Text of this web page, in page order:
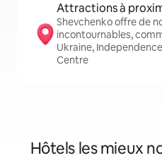
Attractions à
Shevchenko offre de
incontournables,
Ukraine,
Centre
Hôtels les mieux